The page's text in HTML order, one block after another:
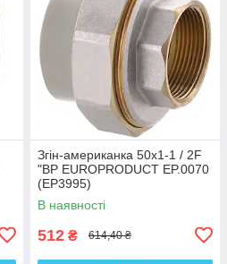
Згін-американка 50x1-1 / 2F
"ВР EUROPRODUCT EP.0070
(EP3995)
В наявності
512 ₴ 614,40 ₴